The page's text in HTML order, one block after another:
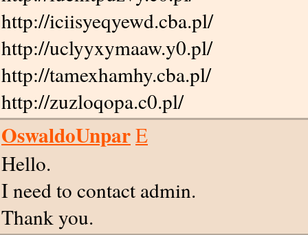
http://iciisyeqyewd.cba.pl/
http://uclyyxymaaw.y0.pl/
http://tamexhamhy.cba.pl/
http://zuzloqopa.c0.pl/
OswaldoUnparE
Hello.
I need to contact admin.
Thank you.